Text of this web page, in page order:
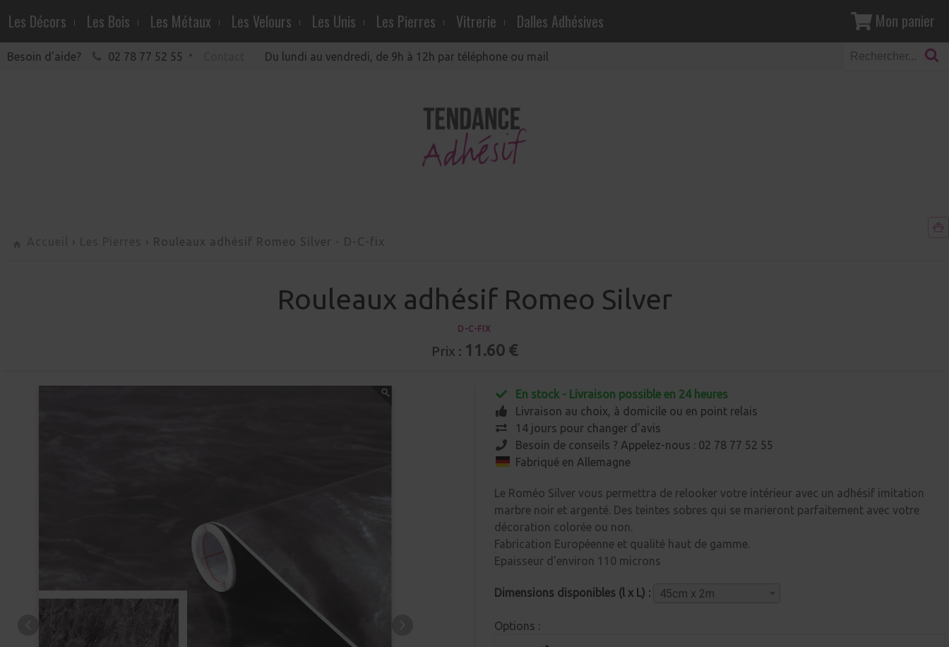
Les Décors Les Bois Les Métaux Les Velours Les Unis Les Pierres Vitrerie Dalles Adhésives Mon panier
Besoin d'aide? 02 78 77 52 55 Du lundi au vendredi, de 9h à 12h par téléphone ou mail
› › Rouleaux adhésif Romeo Silver - D-C-fix
Rouleaux adhésif Romeo Silver
D-C-FIX
Prix : 11.60 €
En stock - Livraison possible en 24 heures
Livraison au choix, à domicile ou en point relais
14 jours pour changer d'avis
Besoin de conseils ? Appelez-nous : 02 78 77 52 55
Fabriqué en Allemagne
Le Roméo Silver vous permettra de relooker votre intérieur avec un adhésif imitation
marbre noir et argenté. Des teintes sobres qui se marieront parfaitement avec votre
décoration colorée ou non.
Fabrication Européenne et qualité haut de gamme.
Epaisseur d'environ 110 microns
Dimensions disponibles (l x L) : 45cm x 2m
Options :